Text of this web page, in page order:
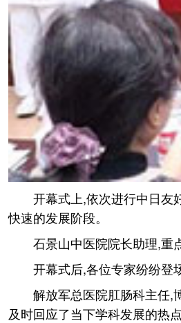
开幕式上,依次进行中日友
快速的发展阶段。
石景山中医院院长助理,重
开幕式后,各位专家纷纷登
解放军总医院肛肠科主任,
及时回应了当下学科发展的热点